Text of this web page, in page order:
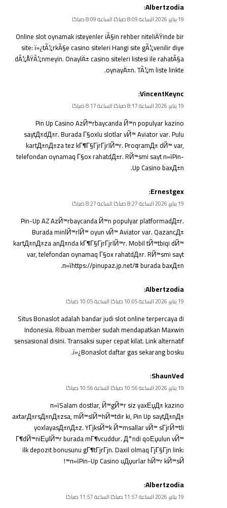
Albertzodia
:
19 يناير، 2026 الساعة 8:09 صباحًا الساعة 8:09 صباحًا
Online slot oynamak isteyenler iÃ§in rehber niteliÄŸinde bir
site: ï»¿tÃ¼rkÃ§e casino siteleriHangi site gÃ¼venilir diye
dÃ¼ÅŸÃ¼nmeyin. OnaylÄ± casino siteleri listesi ile rahatÃ§a
oynayÄ±n. TÃ¼m liste linkte.
VincentKeync
:
19 يناير، 2026 الساعة 8:17 صباحًا الساعة 8:17 صباحًا
Pin Up Casino AzЙ™rbaycanda Й™n populyar kazino
saytД±dД±r. Burada Г§oxlu slotlar vЙ™ Aviator var. Pulu
kartД±nД±za tez kГ¶Г§ГјrГјrlЙ™r. ProqramД± dЙ™ var,
telefondan oynamaq Г§ox rahatdД±r. RЙ™smi sayt п»їPin-
Up CasinobaxД±n.
Ernestgex
:
19 يناير، 2026 الساعة 8:27 صباحًا الساعة 8:27 صباحًا
Pin-Up AZ AzЙ™rbaycanda Й™n populyar platformadД±r.
Burada minlЙ™rlЙ™ oyun vЙ™ Aviator var. QazancД±
kartД±nД±za anД±nda kГ¶Г§ГјrГјrlЙ™r. Mobil tЙ™tbiqi dЙ™
var, telefondan oynamaq Г§ox rahatdД±r. RЙ™smi sayt
п»їhttps://pinupaz.jp.net/# burada baxД±n.
Albertzodia
:
19 يناير، 2026 الساعة 10:05 صباحًا الساعة 10:05 صباحًا
Situs Bonaslot adalah bandar judi slot online terpercaya di
Indonesia. Ribuan member sudah mendapatkan Maxwin
sensasional disini. Transaksi super cepat kilat. Link alternatif
ï»¿Bonaslot daftargas sekarang bosku.
ShaunVed
:
19 يناير، 2026 الساعة 10:56 صباحًا الساعة 10:56 صباحًا
п»їSalam dostlar, Й™gЙ™r siz yaxЕџД± kazino
axtarД±rsД±nД±zsa, mЙ™slЙ™hЙ™tdir ki, Pin Up saytД±nД±
yoxlayasД±nД±z. YГјksЙ™k Й™msallar vЙ™ sГјrЙ™tli
Г¶dЙ™niЕџlЙ™r burada mГ¶vcuddur. Д°ndi qoЕџulun vЙ™
ilk depozit bonusunu gГ¶tГјrГјn. Daxil olmaq ГјГ§Гјn link:
п»їPin-Up CasinouДџurlar hЙ™r kЙ™sЙ™!
Albertzodia
:
19 يناير، 2026 الساعة 11:57 صباحًا الساعة 11:57 صباحًا